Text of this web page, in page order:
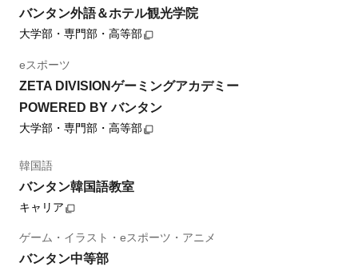
バンタン外語＆ホテル観光学院
大学部・専門部・高等部
eスポーツ
ZETA DIVISIONゲーミングアカデミー
POWERED BY バンタン
大学部・専門部・高等部
韓国語
バンタン韓国語教室
キャリア
ゲーム・イラスト・eスポーツ・アニメ
バンタン中等部